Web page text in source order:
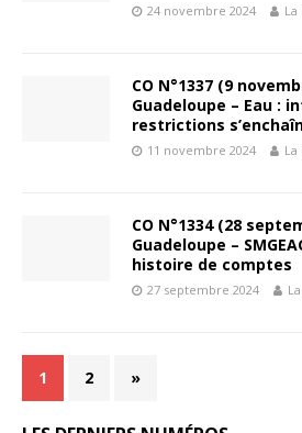
24 novembre 2024
CO N°1337 (9
Guadeloupe – Eau :
restrictions
11 novembre 2024
CO N°1334 (28
Guadeloupe –
histoire de comptes
27 septembre 2024
1 2 »